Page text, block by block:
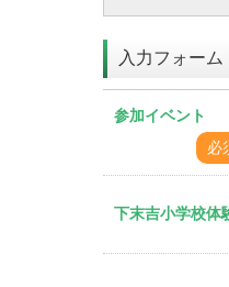
入力フォーム
参加イベント
必
下末吉小学校体